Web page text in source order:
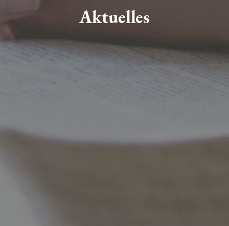
Aktuelles